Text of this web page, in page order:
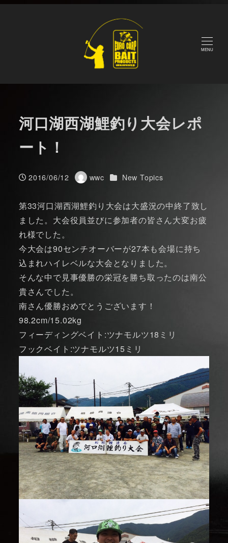
テ
MENU
New Topics
河口湖西湖鯉釣り大会レポ
河口湖西湖鯉釣り大会レポ
ート！
投稿日
2016/06/12
著
wwc カテゴリー
New Topics
第33河口湖西湖鯉釣り大会は大盛況の中終了致し
ました。大会役員並びに参加者の皆さん大変お疲
れ様でした。
今大会は90センチオーバーが27本も会場に持ち
込まれハイレベルな大会となりました。
そんな中で見事優勝の栄冠を勝ち取ったのは南公
貴さんでした。
南さん優勝おめでとうございます！
98.2cm/15.02kg
フィーディングベイト:ツナモルツ18ミリ
フックベイト:ツナモルツ15ミリ